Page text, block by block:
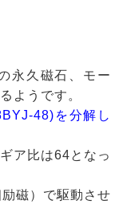
永久磁石、モー
ようです。
48)を分解し
ア比は64となっ
磁）で駆動させ